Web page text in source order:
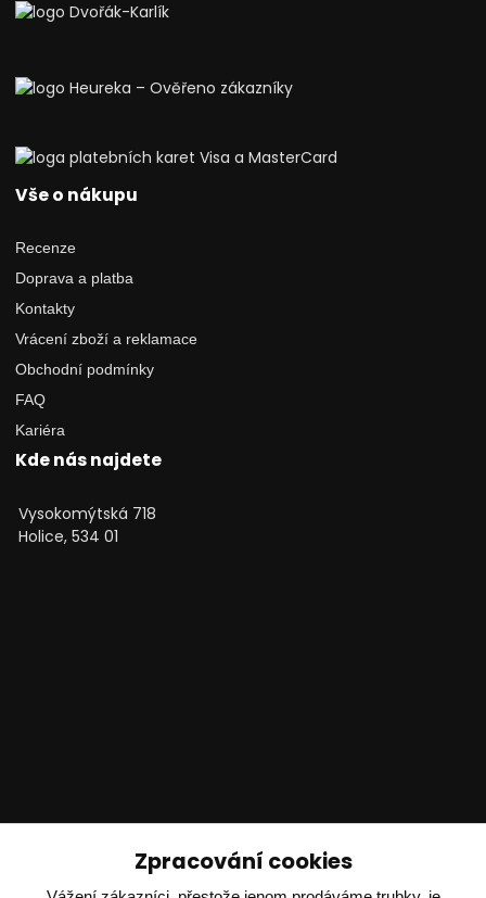
Vše o nákupu
Recenze
Doprava a platba
Kontakty
Vrácení zboží a reklamace
Obchodní podmínky
FAQ
Kariéra
Kde nás najdete
Vysokomýtská 718
Holice, 534 01
Ing. Adam Dvořák
Zpracování cookies